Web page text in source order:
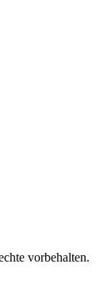
vorbehalten.